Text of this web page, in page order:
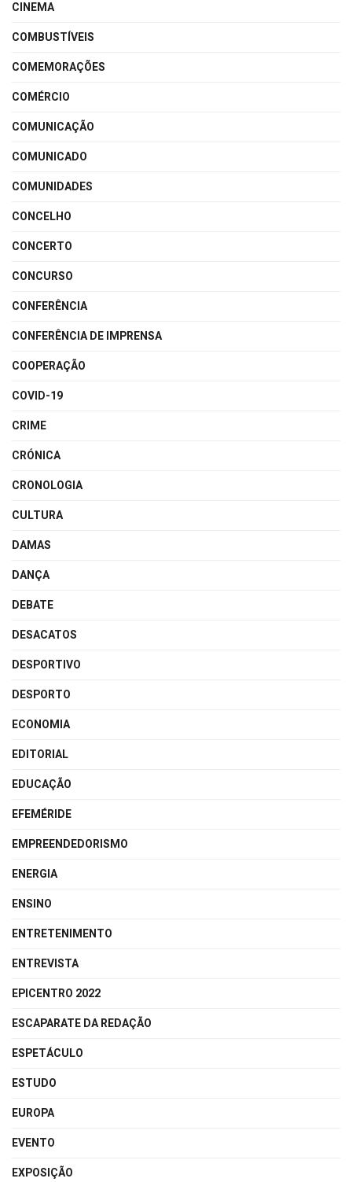
CINEMA
COMBUSTÍVEIS
COMEMORAÇÕES
COMÉRCIO
COMUNICAÇÃO
COMUNICADO
COMUNIDADES
CONCELHO
CONCERTO
CONCURSO
CONFERÊNCIA
CONFERÊNCIA DE IMPRENSA
COOPERAÇÃO
COVID-19
CRIME
CRÓNICA
CRONOLOGIA
CULTURA
DAMAS
DANÇA
DEBATE
DESACATOS
DESPORTIVO
DESPORTO
ECONOMIA
EDITORIAL
EDUCAÇÃO
EFEMÉRIDE
EMPREENDEDORISMO
ENERGIA
ENSINO
ENTRETENIMENTO
ENTREVISTA
EPICENTRO 2022
ESCAPARATE DA REDAÇÃO
ESPETÁCULO
ESTUDO
EUROPA
EVENTO
EXPOSIÇÃO